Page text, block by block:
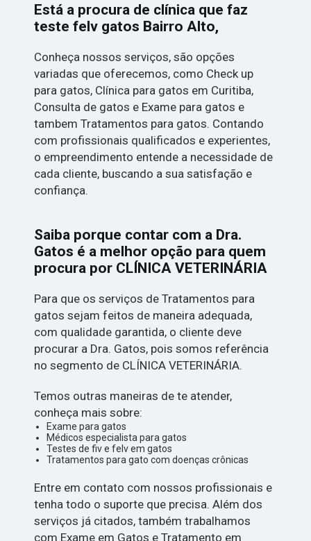
Está a procura de clínica que faz
teste felv gatos Bairro Alto,
Conheça nossos serviços, são opções
variadas que oferecemos, como Check up
para gatos, Clínica para gatos em Curitiba,
Consulta de gatos e Exame para gatos e
tambem Tratamentos para gatos. Contando
com profissionais qualificados e experientes,
o empreendimento entende a necessidade de
cada cliente, buscando a sua satisfação e
confiança.
Saiba porque contar com a Dra.
Gatos é a melhor opção para quem
procura por CLÍNICA VETERINÁRIA
Para que os serviços de Tratamentos para
gatos sejam feitos de maneira adequada,
com qualidade garantida, o cliente deve
procurar a Dra. Gatos, pois somos referência
no segmento de CLÍNICA VETERINÁRIA.
Temos outras maneiras de te atender,
conheça mais sobre:
Exame para gatos
Médicos especialista para gatos
Testes de fiv e felv em gatos
Tratamentos para gato com doenças crônicas
Entre em contato com nossos profissionais e
tenha todo o suporte que precisa. Além dos
serviços já citados, também trabalhamos
com Exame em Gatos e Tratamento em